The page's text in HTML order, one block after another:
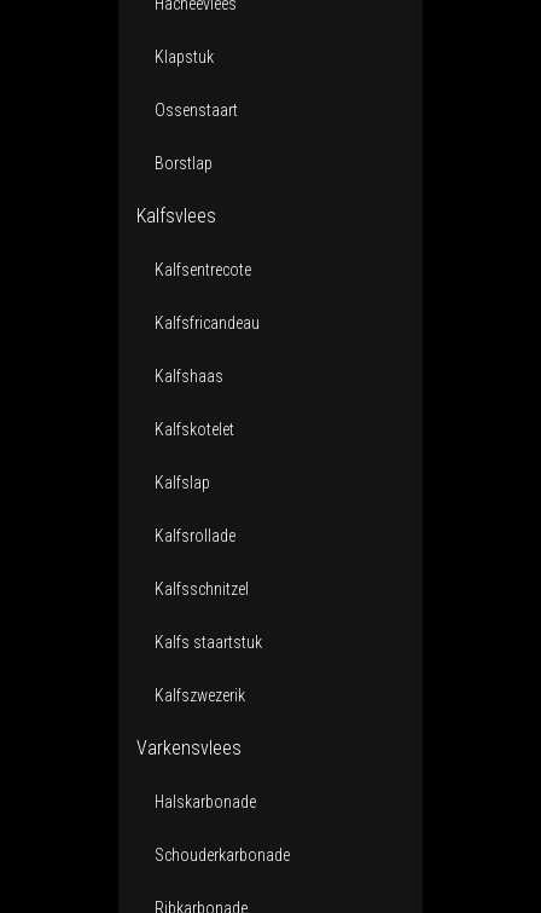
Klapstuk
Ossenstaart
Borstlap
Kalfsvlees
Kalfsentrecote
Kalfsfricandeau
Kalfshaas
Kalfskotelet
Kalfslap
Kalfsrollade
Kalfsschnitzel
Kalfs staartstuk
Kalfszwezerik
Varkensvlees
Halskarbonade
Schouderkarbonade
Ribkarbonade